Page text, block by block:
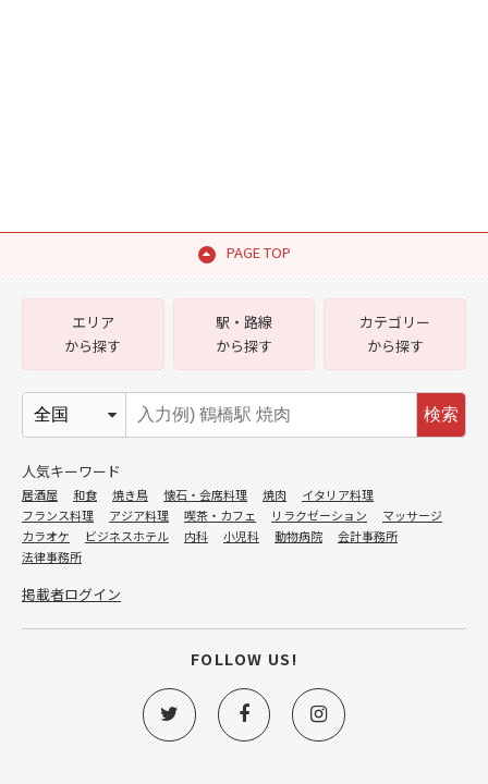
PAGE TOP
エリア
から探す
駅・路線
から探す
カテゴリー
から探す
検索
人気キーワード
居酒屋 和食 焼き鳥 懐石・会席料理 焼肉
イタリア料理
フランス料理
アジア料理 喫茶・カフェ リラクゼーション
マッサージ
カラオケ
ビジネスホテル 内科 小児科 動物病院
会計事務所
法律事務所
掲載者ログイン
FOLLOW US!